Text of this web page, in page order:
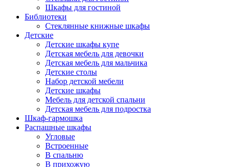
Шкафы для гостиной
Библиотеки
Стеклянные книжные шкафы
Детские
Детские шкафы купе
Детская мебель для девочки
Детская мебель для мальчика
Детские столы
Набор детской мебели
Детские шкафы
Мебель для детской спальни
Детская мебель для подростка
Шкаф-гармошка
Распашные шкафы
Угловые
Встроенные
В спальню
В прихожую